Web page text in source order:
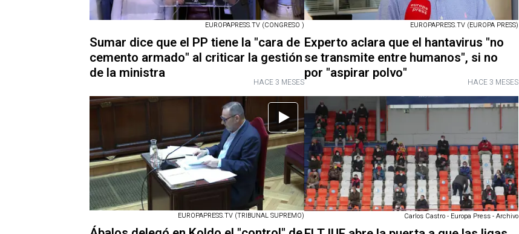
EUROPAPRESS.TV (CONGRESO )
Sumar dice que el PP tiene la "cara de
cemento armado" al criticar la gestión
de la ministra
HACE 3 MESES
EUROPAPRESS.TV (EUROPA PRESS)
Experto aclara que el hantavirus "no
se transmite entre humanos", si no
por "aspirar polvo"
HACE 3 MESES
EUROPAPRESS.TV (TRIBUNAL SUPREMO) Carlos Castro - Europa Press - Archivo